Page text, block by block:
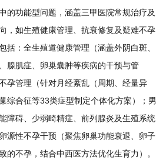
的功能型问题，涵盖三甲医院常规治疗及
，如生殖健康管理、抗衰修复及疑难不孕
括：全生殖道健康管理（涵盖外阴白斑、
腺肌症、卵巢囊肿等疾病的干预与管
孕管理（针对月经紊乱（周期、经量异
综合征等33类症型制定个体化方案）；男
障碍、少弱畸精症、前列腺炎及生殖系统
源性不孕干预（聚焦卵巢功能衰退、卵子
的不孕，结合中西医方法优化生育力）。